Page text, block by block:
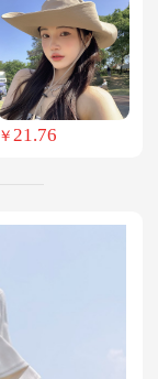
￥21.76